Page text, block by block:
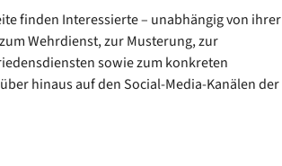
finden Interessierte – unabhängig von ihrer
Wehrdienst, zur Musterung, zur
sowie zum konkreten
hinaus auf den Social-Media-Kanälen der